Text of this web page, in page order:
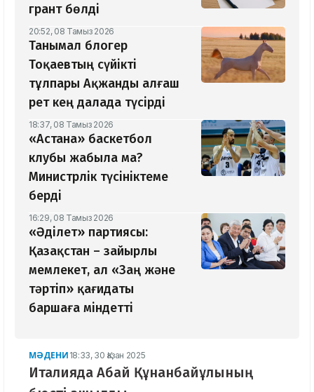
грант бөлді
20:52, 08 Тамыз 2026
Танымал блогер
Тоқаевтың сүйікті
тұлпары Ақжанды алғаш
рет кең далада түсірді
18:37, 08 Тамыз 2026
«Астана» баскетбол
клубы жабыла ма?
Министрлік түсініктеме
берді
16:29, 08 Тамыз 2026
«Әділет» партиясы:
Қазақстан – зайырлы
мемлекет, ал «Заң және
тәртіп» қағидаты
баршаға міндетті
МӘДЕНИ 18:33, 30 Қазан 2025
Италияда Абай Құнанбайұлының